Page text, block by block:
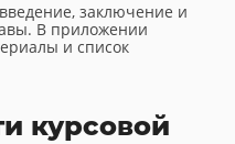
заключение и
В приложении
и список
курсовой